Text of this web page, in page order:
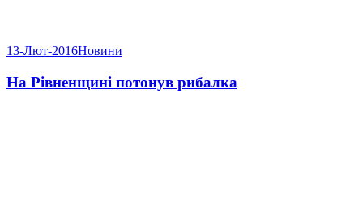
13-Лют-2016Новини
На Рівненщині потонув рибалка